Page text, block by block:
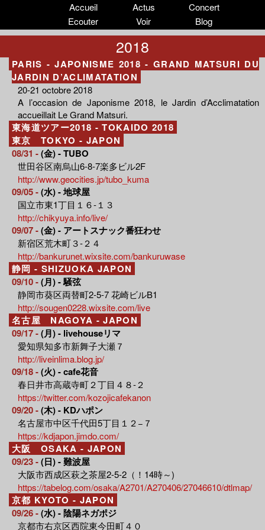
Accueil Actus
Concert
Ecouter
Voir Blog
2018
PARIS - JAPONISME 2018 - GRAND MATSURI DU
JARDIN D’ACLIMATATION
20-21 octobre 2018
A l’occasion de Japonisme 2018, le Jardin d’Acclimatation
accueillait Le Grand Matsuri.
東海道ツアー2018 - TOKAIDO 2018
東京 TOKYO - JAPON
08/31 -(金) - TUBO
世田谷区南烏山6-8-7楽多ビル2F
http://www.geocities.jp/tubo_kuma
09/05 -(水) - 地球屋
国立市東1丁目１６-１３
http://chikyuya.info/live/
09/07 -(金) - アートスナック番狂わせ
新宿区荒木町３-２４
http://bankurunet.wixsite.com/bankuruwase
静岡 - SHIZUOKA JAPON
09/10 -(月) - 騒弦
静岡市葵区両替町2-5-7 花崎ビルB1
http://sougen0228.wixsite.com/live
名古屋 NAGOYA - JAPON
09/17 -(月) - livehouseリマ
愛知県知多市新舞子大瀬７
http://liveinlima.blog.jp/
09/18 -(火) - cafe花音
春日井市高蔵寺町２丁目４８-２
https://twitter.com/kozojicafekanon
09/20 -(木) - KDハポン
名古屋市中区千代田5丁目１２−７
https://kdjapon.jimdo.com/
大阪 OSAKA - JAPON
09/23 -(日) - 難波屋
大阪市西成区萩之茶屋2-5-2（！14時～)
https://tabelog.com/osaka/A2701/A270406/27046610/dtlmap/
京都 KYOTO - JAPON
09/26 -(水) - 陰陽ネガポジ
京都市右京区西院東今田町４０